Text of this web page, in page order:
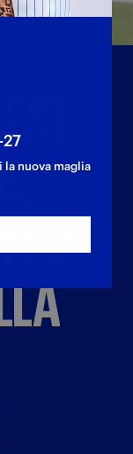
la nuova maglia